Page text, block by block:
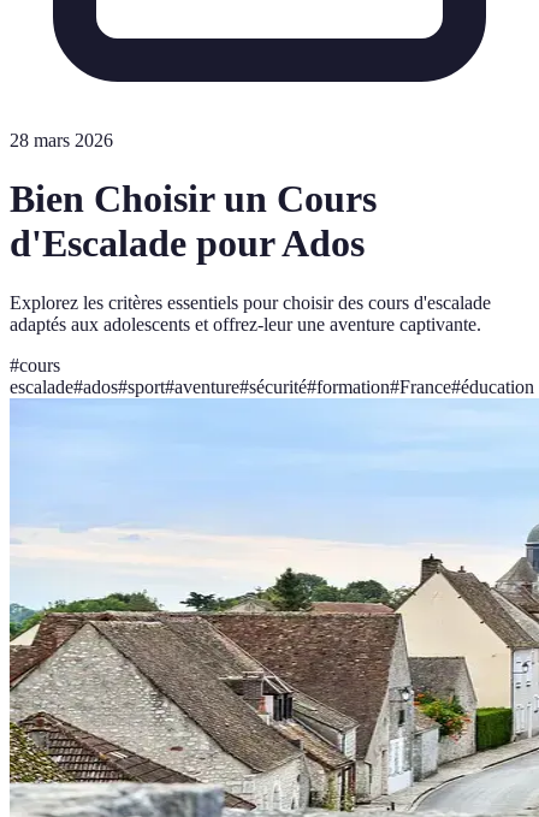
28 mars 2026
Bien Choisir un Cours
d'Escalade pour Ados
Explorez les critères essentiels pour choisir des cours d'escalade
adaptés aux adolescents et offrez-leur une aventure captivante.
#cours
escalade#ados#sport#aventure#sécurité#formation#France#éducation